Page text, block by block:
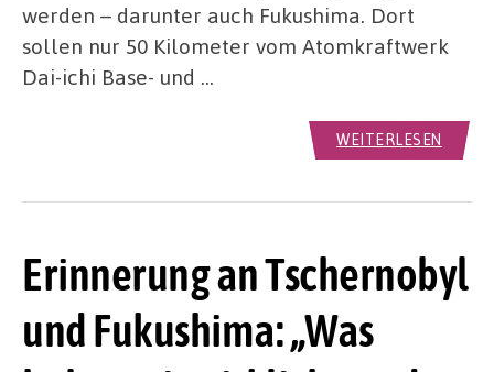
werden – darunter auch Fukushima. Dort
sollen nur 50 Kilometer vom Atomkraftwerk
Dai-ichi Base- und …
WEITERLESEN
Erinnerung an Tschernobyl
und Fukushima: „Was